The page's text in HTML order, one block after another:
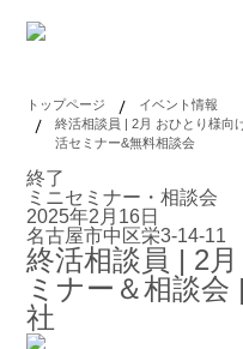
トップページ
イベント情報
終活相談員 | 2月 おひとり様向
活セミナー&無料相談会
終了
ミニセミナー・相談会
2025年2月16日
名古屋市中区栄3-14-11
終活相談員 | 2
ミナー＆相談会
社